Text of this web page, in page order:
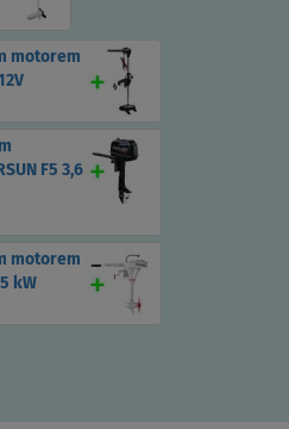
motorem
F5 3,6
motorem
kW